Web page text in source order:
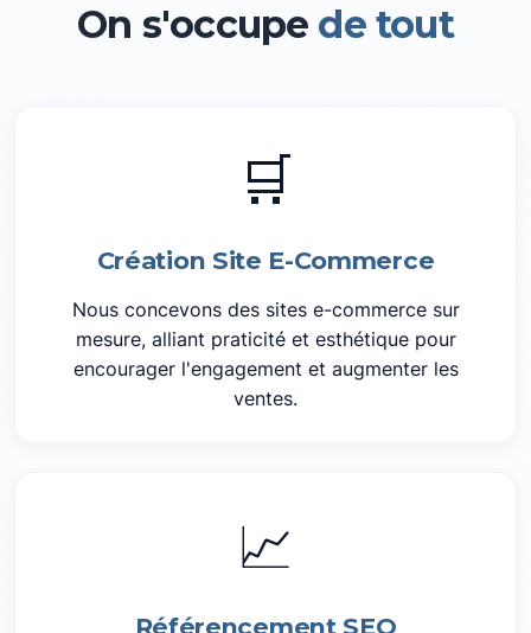
On s'occupe de tout
🛒
Création Site E-Commerce
Nous concevons des sites e-commerce sur
mesure, alliant praticité et esthétique pour
encourager l'engagement et augmenter les
ventes.
📈
Référencement SEO